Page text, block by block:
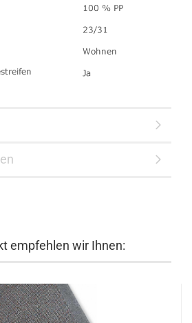
empfehlen wir Ihnen: